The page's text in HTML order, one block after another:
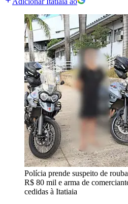
Polícia prende suspeito de
R$ 80 mil e arma de
cedidas à Itatiaia